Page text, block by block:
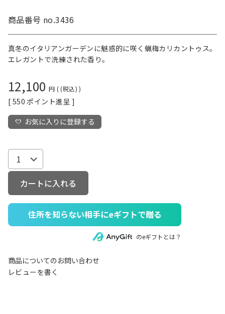
商品番号 no.3436
真冬のイタリアンガーデンに魅惑的に咲く蝋梅カリカントゥス。
エレガントで洗練された香り。
12,100 税込
[ 550 ポイント進呈 ]
お気に入りに登録する
カートに入れる
住所を知らない相手にeギフトで贈る
のeギフトとは？
商品についてのお問い合わせ
レビューを書く